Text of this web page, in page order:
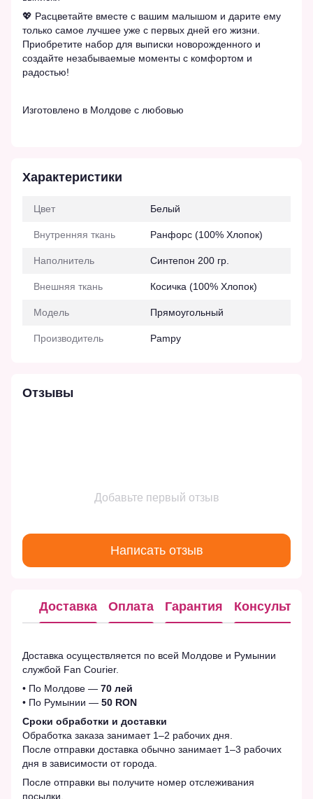
💖 Расцветайте вместе с вашим малышом и дарите ему
только самое лучшее уже с первых дней его жизни.
Приобретите набор для выписки новорожденного и
создайте незабываемые моменты с комфортом и
радостью!
Изготовлено в Молдове с любовью
Характеристики
Цвет Белый
Внутренняя ткань Ранфорс (100% Хлопок)
Наполнитель Синтепон 200 гр.
Внешняя ткань Косичка (100% Хлопок)
Модель Прямоугольный
Производитель Pampy
Отзывы
Добавьте первый отзыв
Написать отзыв
Доставка Оплата Гарантия
Доставка осуществляется по всей Молдове и Румынии
службой Fan Courier.
• По Молдове — 70 лей
• По Румынии — 50 RON
Сроки обработки и доставки
Обработка заказа занимает 1–2 рабочих дня.
После отправки доставка обычно занимает 1–3 рабочих
дня в зависимости от города.
После отправки вы получите номер отслеживания
посылки.